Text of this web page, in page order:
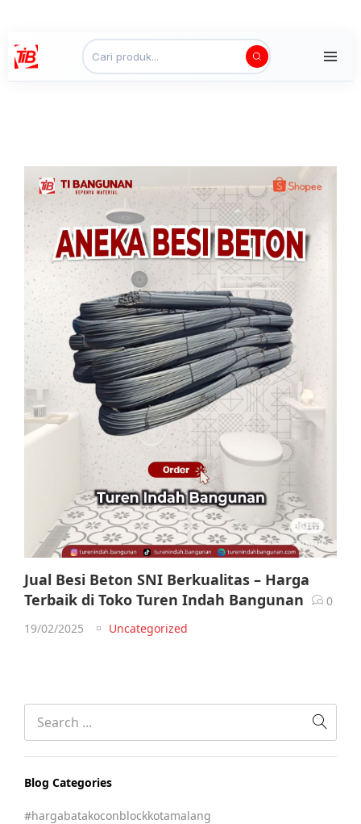
Blog Categories
#hargabatakoconblockkotamalang
Jual Besi Beton SNI Berkualitas – Harga
Terbaik di Toko Turen Indah Bangunan
0
19/02/2025
Uncategorized